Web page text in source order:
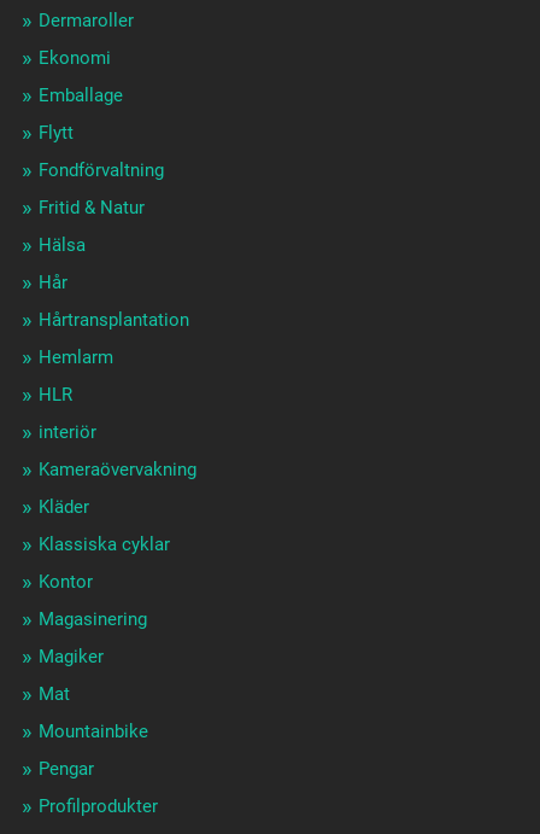
Dermaroller
Ekonomi
Emballage
Flytt
Fondförvaltning
Fritid & Natur
Hälsa
Hår
Hårtransplantation
Hemlarm
HLR
interiör
Kameraövervakning
Kläder
Klassiska cyklar
Kontor
Magasinering
Magiker
Mat
Mountainbike
Pengar
Profilprodukter